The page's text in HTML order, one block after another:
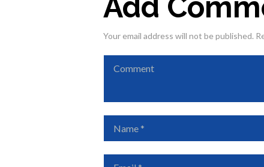
Your email address will not be published.